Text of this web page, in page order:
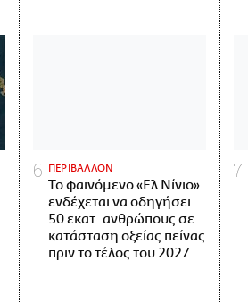
ΠΕΡΙΒΑΛΛΟΝ
Το φαινόμενο «Ελ Νίνιο»
ενδέχεται να οδηγήσει
50 εκατ. ανθρώπους σε
κατάσταση οξείας πείνας
πριν το τέλος του 2027